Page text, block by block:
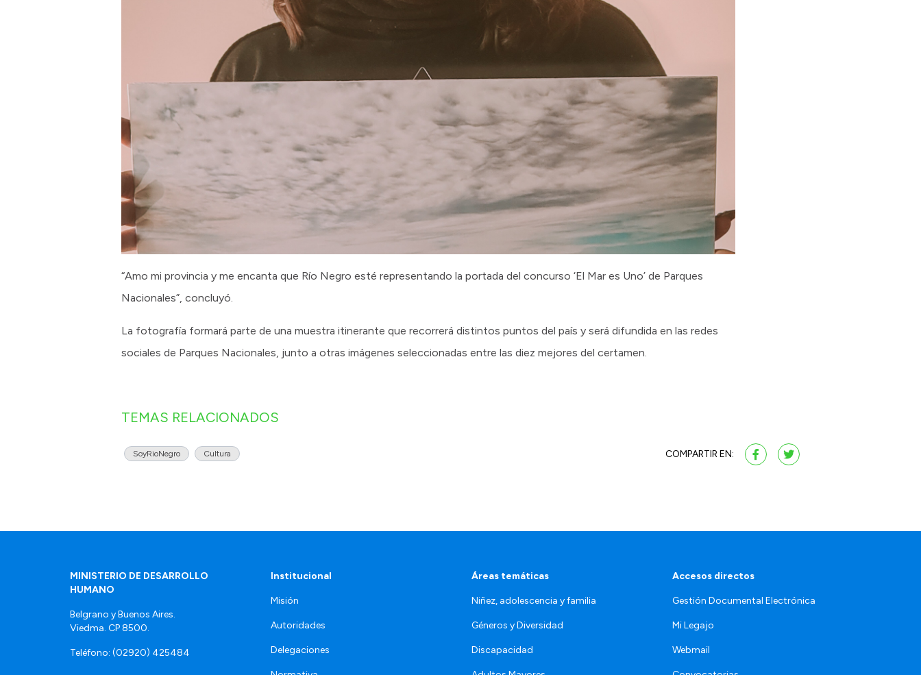
“Amo mi provincia y me encanta que Río Negro esté representando la portada del concurso ‘El Mar es Uno’ de Parques
Nacionales”, concluyó.
La fotografía formará parte de una muestra itinerante que recorrerá distintos puntos del país y será difundida en las redes
sociales de Parques Nacionales, junto a otras imágenes seleccionadas entre las diez mejores del certamen.
TEMAS RELACIONADOS
SoyRioNegro Cultura COMPARTIR EN:
MINISTERIO DE DESARROLLO
HUMANO
Belgrano y Buenos Aires.
Viedma. CP 8500.
Teléfono: (02920) 425484
Institucional
Misión
Autoridades
Delegaciones
Áreas temáticas
Niñez, adolescencia y familia
Géneros y Diversidad
Discapacidad
Accesos directos
Gestión Documental Electrónica
Mi Legajo
Webmail